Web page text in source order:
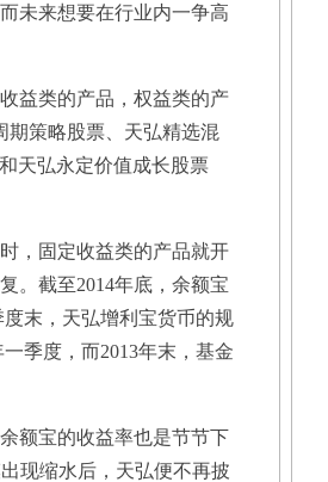
未来想要在行业内一争高
益类的产品，权益类的产
期策略股票、天弘精选混
天弘永定价值成长股票
，固定收益类的产品就开
。截至2014年底，余额宝
末，天弘增利宝货币的规
季度，而2013年末，基金
额宝的收益率也是节节下
现缩水后，天弘便不再披